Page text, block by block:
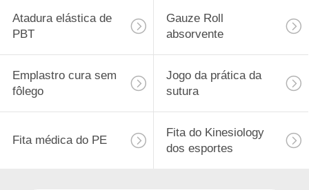
Atadura elástica de
PBT
Gauze Roll
absorvente
Emplastro cura sem
fôlego
Jogo da prática da
sutura
Fita médica do PE
Fita do Kinesiology
dos esportes